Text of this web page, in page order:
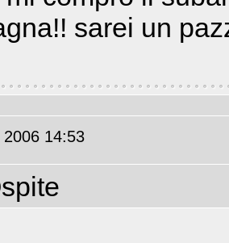
sarei un
14:53